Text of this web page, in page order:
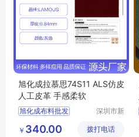
旭化成拉慕思74S11 ALS仿皮
人工皮革 手感柔软
旭化成布料批发
LAMOUS布料批发
深圳市新
链有限公
￥ 340.00 拨打电话